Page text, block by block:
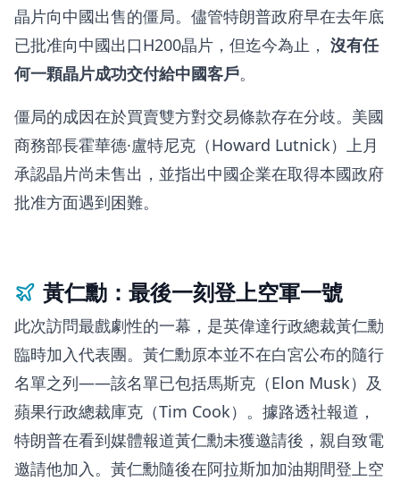
晶片向中國出售的僵局。儘管特朗普政府早在去年底
已批准向中國出口H200晶片，但迄今為止， 沒有任
何一顆晶片成功交付給中國客戶。
僵局的成因在於買賣雙方對交易條款存在分歧。美國
商務部長霍華德·盧特尼克（Howard Lutnick）上月
承認晶片尚未售出，並指出中國企業在取得本國政府
批准方面遇到困難。
黃仁勳：最後一刻登上空軍一號
此次訪問最戲劇性的一幕，是英偉達行政總裁黃仁勳
臨時加入代表團。黃仁勳原本並不在白宮公布的隨行
名單之列——該名單已包括馬斯克（Elon Musk）及
蘋果行政總裁庫克（Tim Cook）。據路透社報道，
特朗普在看到媒體報道黃仁勳未獲邀請後，親自致電
邀請他加入。黃仁勳隨後在阿拉斯加加油期間登上空